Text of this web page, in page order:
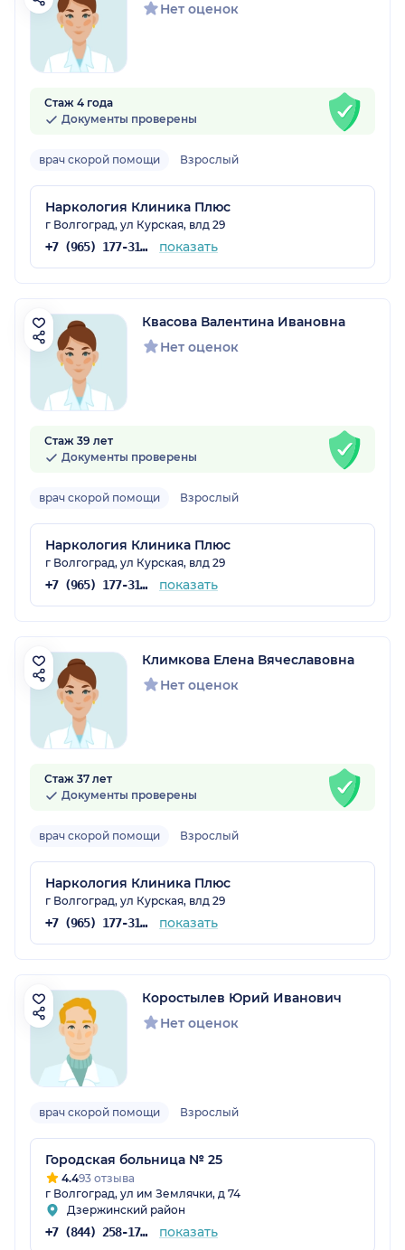
Нет оценок
Стаж 4 года
Документы проверены
врач скорой помощи Взрослый
Наркология Клиника Плюс
г Волгоград, ул Курская, влд 29
+7 (965) 177-31-35 показать
Квасова Валентина Ивановна
Нет оценок
Стаж 39 лет
Документы проверены
врач скорой помощи Взрослый
Наркология Клиника Плюс
г Волгоград, ул Курская, влд 29
+7 (965) 177-31-35 показать
Климкова Елена Вячеславовна
Нет оценок
Стаж 37 лет
Документы проверены
врач скорой помощи Взрослый
Наркология Клиника Плюс
г Волгоград, ул Курская, влд 29
+7 (965) 177-31-35 показать
Коростылев Юрий Иванович
Нет оценок
врач скорой помощи Взрослый
Городская больница № 25
4.493 отзыва
г Волгоград, ул им Землячки, д 74
Дзержинский район
+7 (844) 258-17-82 показать